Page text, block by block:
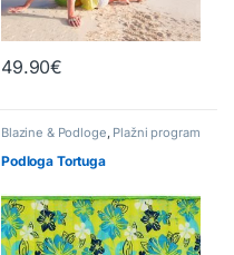
49.90€
Blazine & Podloge, Plažni program
Podloga Tortuga